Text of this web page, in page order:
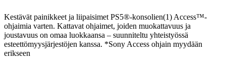
Kestävät painikkeet ja liipaisimet PS5®-konsolien(1) Access™-
ohjaimia varten. Kattavat ohjaimet, joiden muokattavuus ja
joustavuus on omaa luokkaansa – suunniteltu yhteistyössä
esteettömyysjärjestöjen kanssa. *Sony Access ohjain myydään
erikseen